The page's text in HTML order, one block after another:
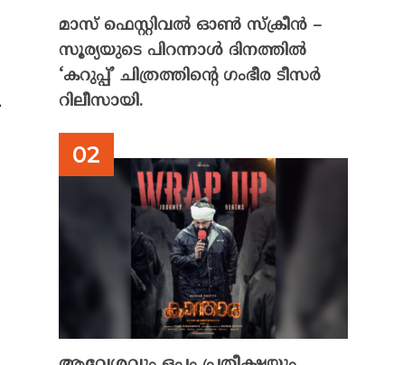
മാസ് ഫെസ്റ്റിവൽ ഓൺ സ്‌ക്രീൻ –
സൂര്യയുടെ പിറന്നാൾ ദിനത്തിൽ
‘കറുപ്പ്’ ചിത്രത്തിന്റെ ഗംഭീര ടീസർ
റിലീസായി.